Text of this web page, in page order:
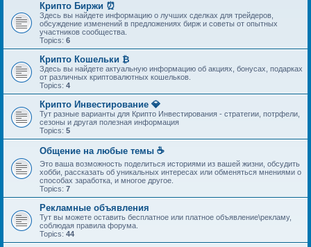
Крипто Биржи ⏰
Здесь вы найдете информацию о лучших сделках для трейдеров,
обсуждение изменений в предложениях бирж и советы от опытных
участников сообщества.
Topics: 6
Крипто Кошельки ₿
Здесь вы найдете актуальную информацию об акциях, бонусах, подарках
от различных криптовалютных кошельков.
Topics: 4
Крипто Инвестирование 💎
Тут разные варианты для Крипто Инвестирования - стратегии, потрфели,
сезоны и другая полезная информация
Topics: 5
Общение на любые темы ☕
Это ваша возможность поделиться историями из вашей жизни, обсудить
хобби, рассказать об уникальных интересах или обменяться мнениями о
способах заработка, и многое другое.
Topics: 7
Рекламные объявления
Тут вы можете оставить бесплатное или платное объявление\рекламу,
соблюдая правила форума.
Topics: 44